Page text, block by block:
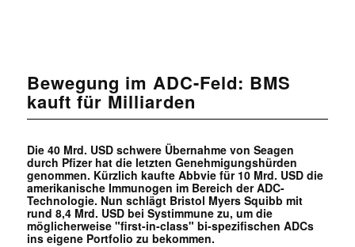
Bewegung im ADC-Feld: BMS
kauft für Milliarden
Die 40 Mrd. USD schwere Übernahme von Seagen
durch Pfizer hat die letzten Genehmigungshürden
genommen. Kürzlich kaufte Abbvie für 10 Mrd. USD die
amerikanische Immunogen im Bereich der ADC-
Technologie. Nun schlägt Bristol Myers Squibb mit
rund 8,4 Mrd. USD bei Systimmune zu, um die
möglicherweise "first-in-class" bi-spezifischen ADCs
ins eigene Portfolio zu bekommen.